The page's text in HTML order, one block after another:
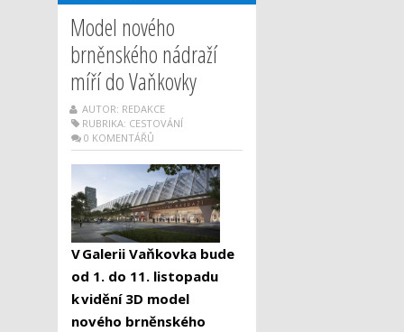
Model nového
brněnského nádraží
míří do Vaňkovky
AUTOR: REDAKCE
RUBRIKA: CESTOVÁNÍ
0 KOMENTÁŘŮ
V Galerii Vaňkovka bude
od 1. do 11. listopadu
k vidění 3D model
nového brněnského